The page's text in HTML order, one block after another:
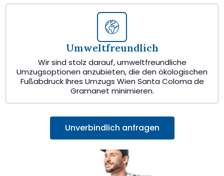
Umweltfreundlich
Wir sind stolz darauf, umweltfreundliche
Umzugsoptionen anzubieten, die den ökologischen
Fußabdruck Ihres Umzugs Wien Santa Coloma de
Gramanet minimieren.
Unverbindlich anfragen